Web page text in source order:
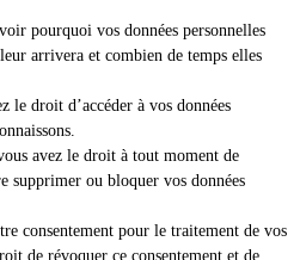
pourquoi vos données personnelles
arrivera et combien de temps elles
le droit d’accéder à vos données
avez le droit à tout moment de
supprimer ou bloquer vos données
consentement pour le traitement de vos
de révoquer ce consentement et de